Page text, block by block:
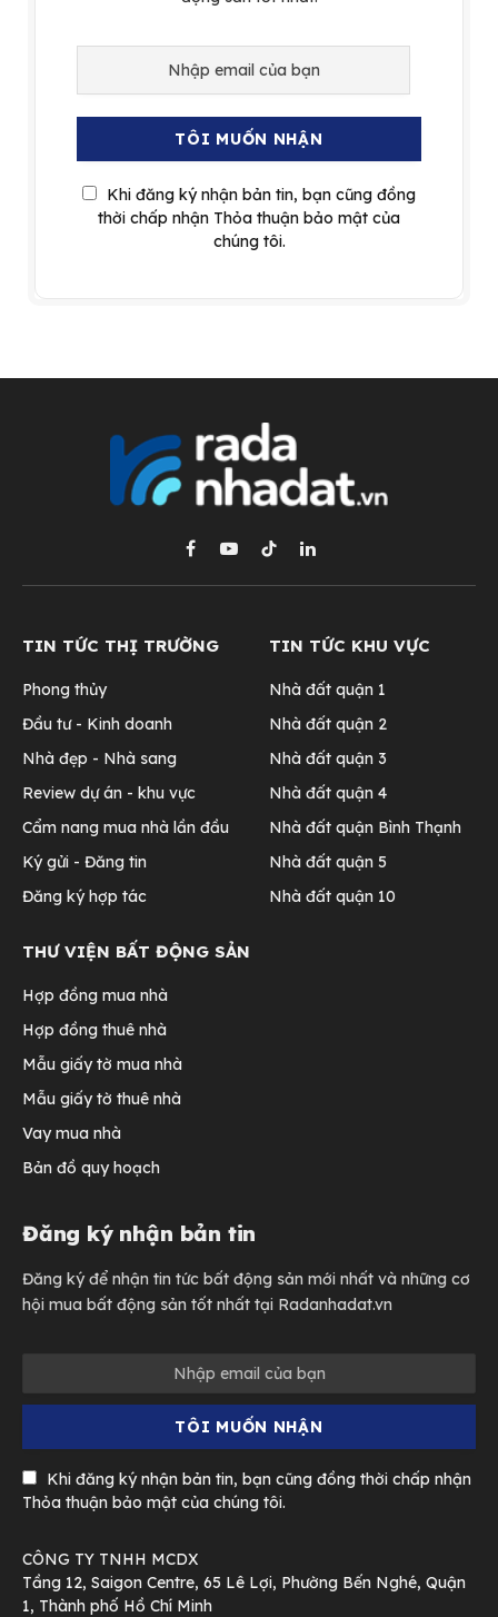
Khi đăng ký nhận bản tin, bạn cũng đồng
thời chấp nhận Thỏa thuận bảo mật của
chúng tôi.
Facebook
YouTubeTikTokLinkedIn
TIN TỨC THỊ TRƯỜNG
Phong thủy
Đầu tư - Kinh doanh
Nhà đẹp - Nhà sang
Review dự án - khu vực
Cẩm nang mua nhà lần đầu
Ký gửi - Đăng tin
Đăng ký hợp tác
TIN TỨC KHU VỰC
Nhà đất quận 1
Nhà đất quận 2
Nhà đất quận 3
Nhà đất quận 4
Nhà đất quận Bình Thạnh
Nhà đất quận 5
Nhà đất quận 10
THƯ VIỆN BẤT ĐỘNG SẢN
Hợp đồng mua nhà
Hợp đồng thuê nhà
Mẫu giấy tờ mua nhà
Mẫu giấy tờ thuê nhà
Vay mua nhà
Bản đồ quy hoạch
Đăng ký nhận bản tin
Đăng ký để nhận tin tức bất động sản mới nhất và những cơ
hội mua bất động sản tốt nhất tại Radanhadat.vn
Khi đăng ký nhận bản tin, bạn cũng đồng thời chấp nhận
Thỏa thuận bảo mật của chúng tôi.
CÔNG TY TNHH MCDX
Tầng 12, Saigon Centre, 65 Lê Lợi, Phường Bến Nghé, Quận
1, Thành phố Hồ Chí Minh